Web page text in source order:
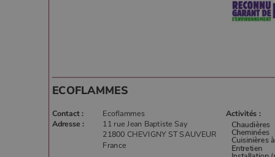
ECOFLAMMES
Contact : Ecoflammes
Adresse : 11 rue Jean Baptiste Say
21800 CHEVIGNY ST SAUVEUR
France
Activités :